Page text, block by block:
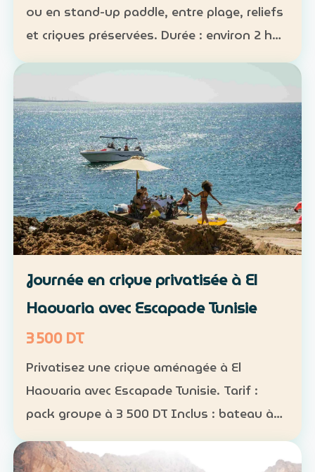
ou en stand-up paddle, entre plage, reliefs
et criques préservées. Durée : environ 2 h
30 Distance : environ 5 km Niveau :
sortie …
Journée en crique privatisée à El
Haouaria avec Escapade Tunisie
3 500 DT
Privatisez une crique aménagée à El
Haouaria avec Escapade Tunisie. Tarif :
pack groupe à 3 500 DT Inclus : bateau à
disposition, transfert, activités nautiques
et déjeuner selon la formule convenue Août